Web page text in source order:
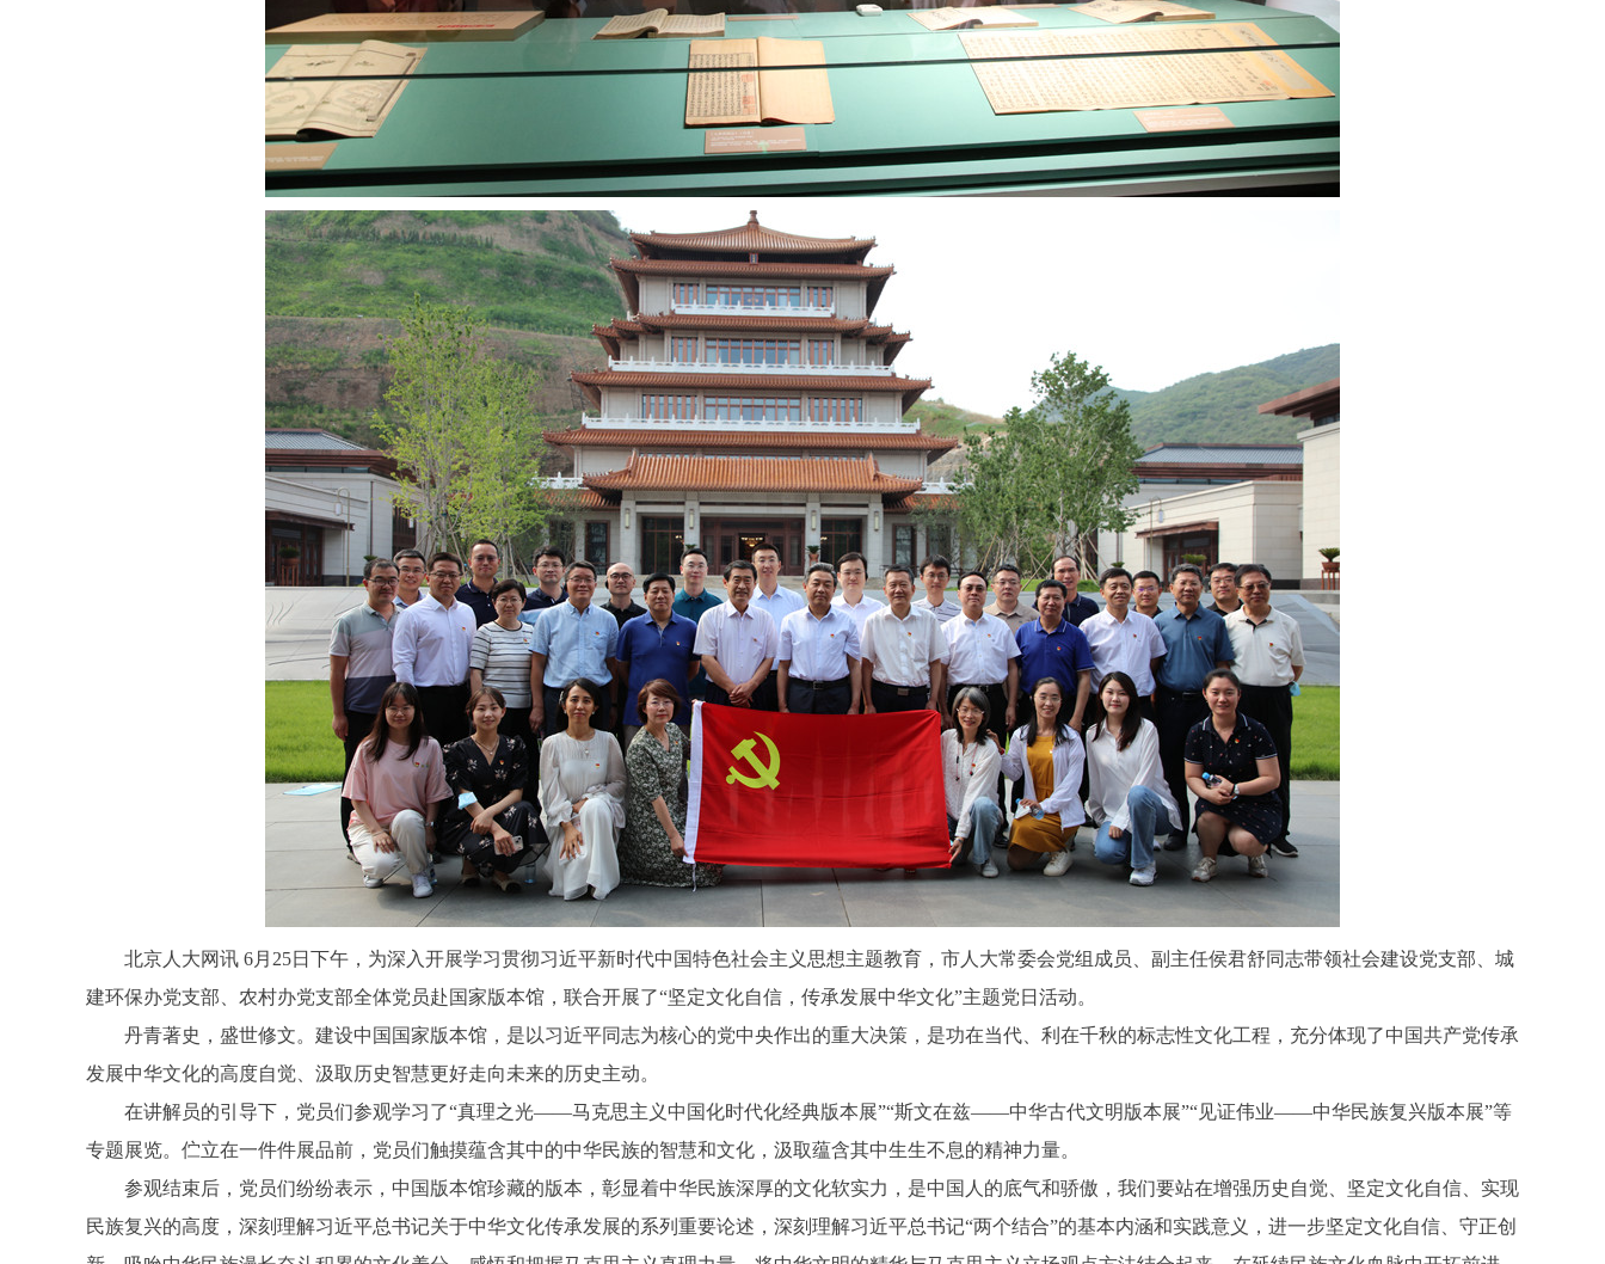
北京人大网讯 6月25日下午，为深入开展学习贯彻习近平新时代中国特色社会主义思想主题教育，市人大常委会党组成员、副主任侯君舒同志带领社会建设党支部、城
建环保办党支部、农村办党支部全体党员赴国家版本馆，联合开展了“坚定文化自信，传承发展中华文化”主题党日活动。
丹青著史，盛世修文。建设中国国家版本馆，是以习近平同志为核心的党中央作出的重大决策，是功在当代、利在千秋的标志性文化工程，充分体现了中国共产党传承
发展中华文化的高度自觉、汲取历史智慧更好走向未来的历史主动。
在讲解员的引导下，党员们参观学习了“真理之光——马克思主义中国化时代化经典版本展”“斯文在兹——中华古代文明版本展”“见证伟业——中华民族复兴版本展”等
专题展览。伫立在一件件展品前，党员们触摸蕴含其中的中华民族的智慧和文化，汲取蕴含其中生生不息的精神力量。
参观结束后，党员们纷纷表示，中国版本馆珍藏的版本，彰显着中华民族深厚的文化软实力，是中国人的底气和骄傲，我们要站在增强历史自觉、坚定文化自信、实现
民族复兴的高度，深刻理解习近平总书记关于中华文化传承发展的系列重要论述，深刻理解习近平总书记“两个结合”的基本内涵和实践意义，进一步坚定文化自信、守正创